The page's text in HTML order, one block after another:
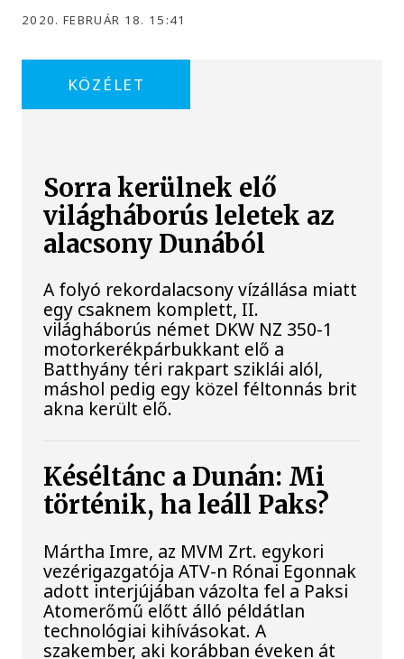
2020. FEBRUÁR 18. 15:41
KÖZÉLET
Sorra kerülnek elő
világháborús leletek az
alacsony Dunából
A folyó rekordalacsony vízállása miatt
egy csaknem komplett, II.
világháborús német DKW NZ 350-1
motorkerékpárbukkant elő a
Batthyány téri rakpart sziklái alól,
máshol pedig egy közel féltonnás brit
akna került elő.
Késéltánc a Dunán: Mi
történik, ha leáll Paks?
Mártha Imre, az MVM Zrt. egykori
vezérigazgatója ATV-n Rónai Egonnak
adott interjújában vázolta fel a Paksi
Atomerőmű előtt álló példátlan
technológiai kihívásokat. A
szakember, aki korábban éveken át